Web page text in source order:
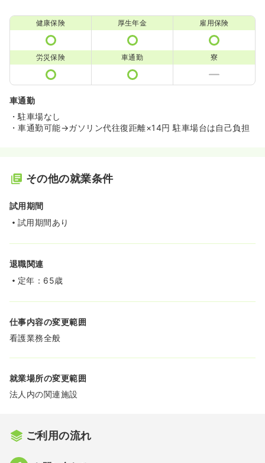
健康保険 厚生年金 雇用保険
労災保険 車通勤 寮
車通勤
・駐車場なし
・車通勤可能→ガソリン代往復距離×14円 駐車場台は自己負担
その他の就業条件
試用期間
試用期間あり
退職関連
定年：65歳
仕事内容の変更範囲
看護業務全般
就業場所の変更範囲
法人内の関連施設
ご利用の流れ